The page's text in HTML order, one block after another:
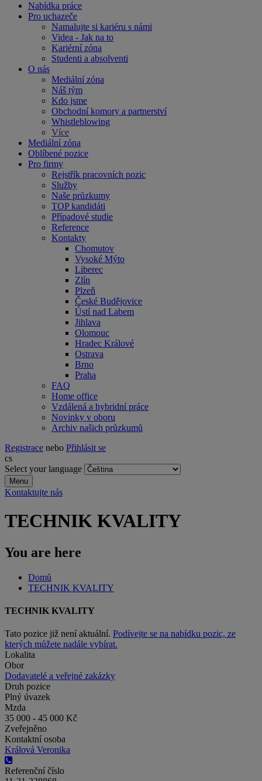
Nabídka práce
Pro uchazeče
Namalujte si kariéru s námi
Videa - Jak na to
Kariérní zóna
Studenti a absolventi
O nás
Mediální zóna
Náš tým
Kdo jsme
Obchodní komory a partnerství
Whistleblowing
Více
Mediální zóna
Oblíbené pozice
Pro firmy
Rejstřík pracovních pozic
Služby
Naše průzkumy
TOP kandidáti
Případové studie
Reference
Kontakty
Chomutov
Vysoké Mýto
Liberec
Zlín
Plzeň
České Budějovice
Ústí nad Labem
Jihlava
Olomouc
Hradec Králové
Ostrava
Brno
Praha
FAQ
Home office
Vzdálená a hybridní práce
Novinky v oboru
Archiv našich průzkumů
Registrace nebo Přihlásit se
cs
Select your language
Menu
Kontaktujte nás
TECHNIK KVALITY
You are here
Domů
TECHNIK KVALITY
TECHNIK KVALITY
Tato pozice již není aktuální. Podívejte se na nabídku pozic, ze
kterých můžete nadále vybírat.
Lokalita
Obor
Dodavatelé a veřejné zakázky
Druh pozice
Plný úvazek
Mzda
35 000 - 45 000 Kč
Zveřejněno
Kontaktní osoba
Králová Veronika
Referenční číslo